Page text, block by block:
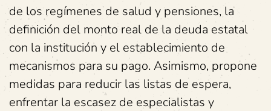
de los regímenes de salud y pensiones, la
definición del monto real de la deuda estatal
con la institución y el establecimiento de
mecanismos para su pago. Asimismo, propone
medidas para reducir las listas de espera,
enfrentar la escasez de especialistas y